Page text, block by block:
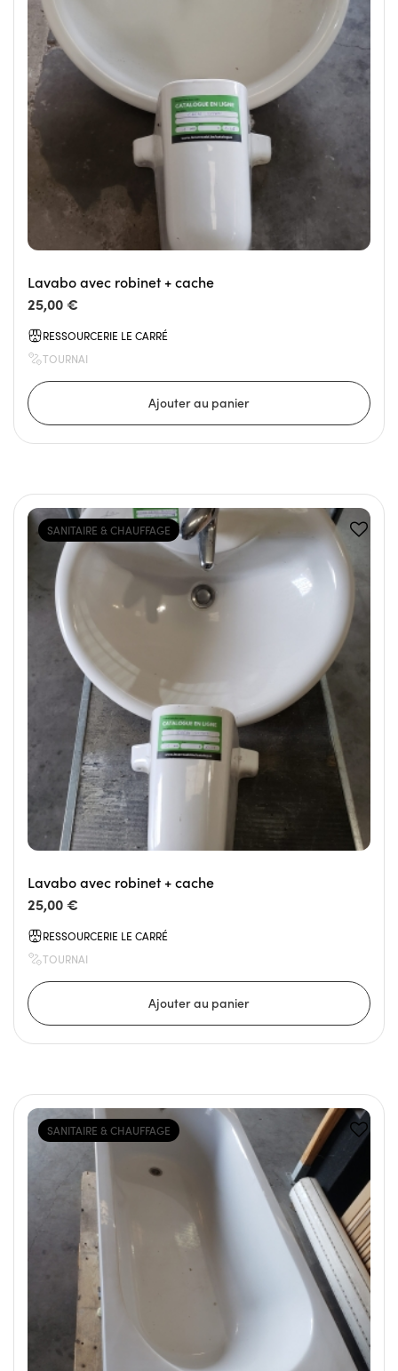
Lavabo avec robinet + cache
25,00 €
RESSOURCERIE LE CARRÉ
TOURNAI
SANITAIRE & CHAUFFAGE
Lavabo avec robinet + cache
25,00 €
RESSOURCERIE LE CARRÉ
TOURNAI
SANITAIRE & CHAUFFAGE